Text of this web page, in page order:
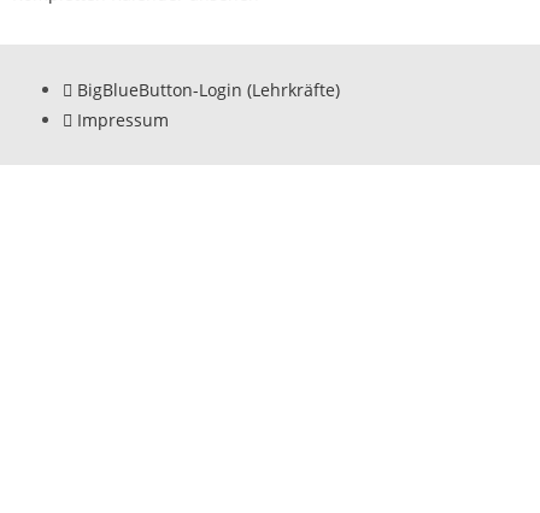
BigBlueButton-Login (Lehrkräfte)
Impressum